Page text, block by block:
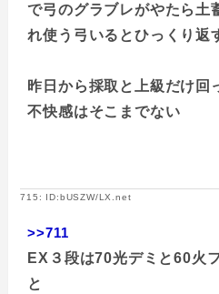
で弓のグラブレがやたら土
れ使う弓いるとひっくり返
昨日から採取と上級だけ回
不快感はそこまでない
715: ID:bUSZW/LX.net
>>711
EX３段は70光デミと60火
と